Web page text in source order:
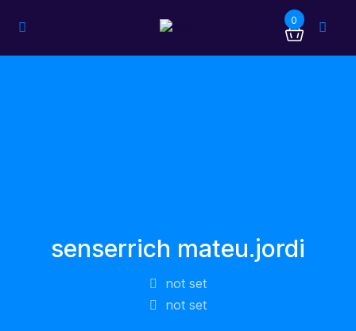
0
senserrich mateu.jordi
not set
not set